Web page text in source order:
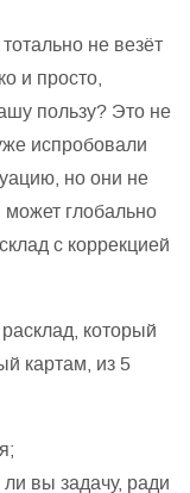
не везёт
и просто,
пользу? Это не
испробовали
но они не
глобально
с коррекцией
который
картам, из 5
вы задачу, ради